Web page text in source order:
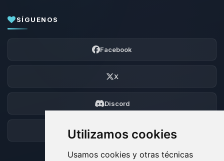
Utilizamos cookies
Usamos cookies y otras técnicas
SÍGUENOS
Facebook
X
Discord
Foro